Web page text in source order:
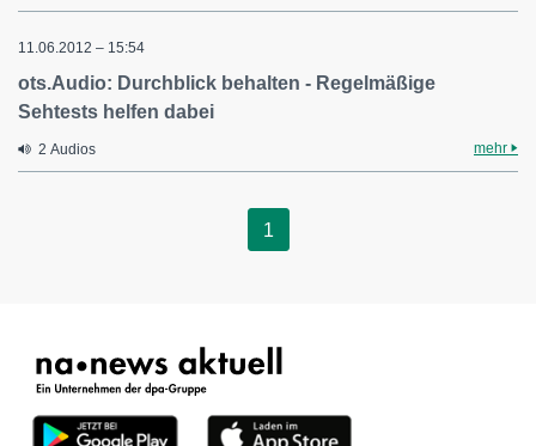
11.06.2012 – 15:54
ots.Audio: Durchblick behalten - Regelmäßige
Sehtests helfen dabei
2 Audios mehr
1